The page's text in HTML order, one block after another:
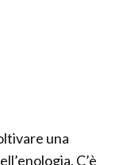
una
C’è